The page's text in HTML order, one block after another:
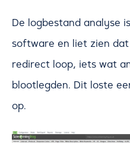
De logbestand analyse
software en liet zien
redirect loop, iets wat
blootlegden. Dit loste
op.